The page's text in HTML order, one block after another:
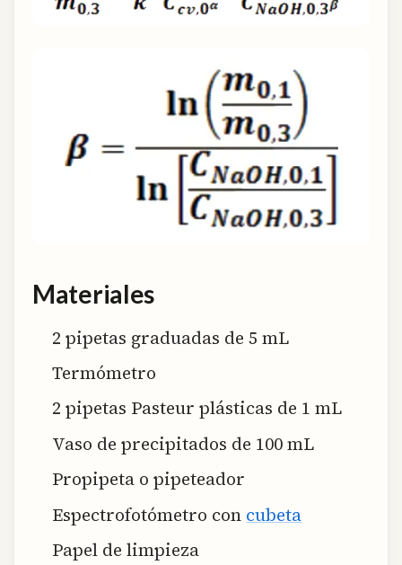
Materiales
2 pipetas graduadas de 5 mL
Termómetro
2 pipetas Pasteur plásticas de 1 mL
Vaso de precipitados de 100 mL
Propipeta o pipeteador
Espectrofotómetro con cubeta
Papel de limpieza